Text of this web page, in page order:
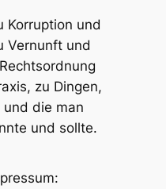
Korruption und
Vernunft und
zu Dingen,
die man
und sollte.